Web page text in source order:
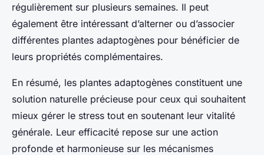
régulièrement sur plusieurs semaines. Il peut
également être intéressant d’alterner ou d’associer
différentes plantes adaptogènes pour bénéficier de
leurs propriétés complémentaires.
En résumé, les plantes adaptogènes constituent une
solution naturelle précieuse pour ceux qui souhaitent
mieux gérer le stress tout en soutenant leur vitalité
générale. Leur efficacité repose sur une action
profonde et harmonieuse sur les mécanismes